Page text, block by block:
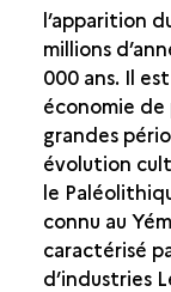
l’apparition
millions
000 ans. Il
économie
grandes
évolution
le
connu au
caractérisé
d’industries